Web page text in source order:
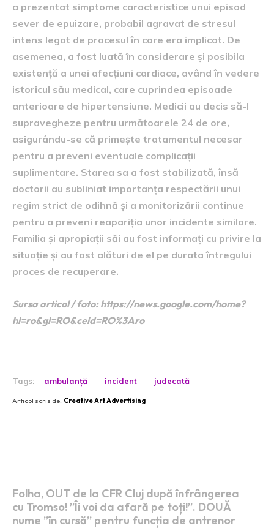
a prezentat simptome caracteristice unui episod
sever de epuizare, probabil agravat de stresul
intens legat de procesul în care era implicat. De
asemenea, a fost luată în considerare și posibila
existență a unei afecțiuni cardiace, având în vedere
istoricul său medical, care cuprindea episoade
anterioare de hipertensiune. Medicii au decis să-l
supravegheze pentru următoarele 24 de ore,
asigurându-se că primește tratamentul necesar
pentru a preveni eventuale complicații
suplimentare. Starea sa a fost stabilizată, însă
doctorii au subliniat importanța respectării unui
regim strict de odihnă și a monitorizării continue
pentru a preveni reapariția unor incidente similare.
Familia și apropiații săi au fost informați cu privire la
situație și au fost alături de el pe durata întregului
proces de recuperare.
Sursa articol / foto: https://news.google.com/home?
hl=ro&gl=RO&ceid=RO%3Aro
Tags: ambulanță incident judecată
Articol scris de: Creative Art Advertising
Folha, OUT de la CFR Cluj după înfrângerea
cu Tromso! ”Îi voi da afară pe toți!”. DOUĂ
nume ”în cursă” pentru funcția de antrenor